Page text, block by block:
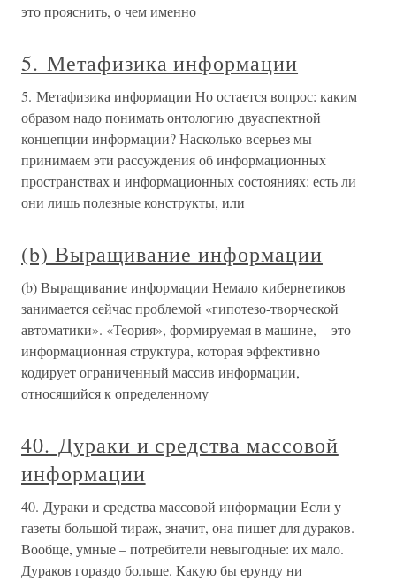
это прояснить, о чем именно
5. Метафизика информации
5. Метафизика информации Но остается вопрос: каким
образом надо понимать онтологию двуаспектной
концепции информации? Насколько всерьез мы
принимаем эти рассуждения об информационных
пространствах и информационных состояниях: есть ли
они лишь полезные конструкты, или
(b) Выращивание информации
(b) Выращивание информации Немало кибернетиков
занимается сейчас проблемой «гипотезо-творческой
автоматики». «Теория», формируемая в машине, – это
информационная структура, которая эффективно
кодирует ограниченный массив информации,
относящийся к определенному
40. Дураки и средства массовой
информации
40. Дураки и средства массовой информации Если у
газеты большой тираж, значит, она пишет для дураков.
Вообще, умные – потребители невыгодные: их мало.
Дураков гораздо больше. Какую бы ерунду ни